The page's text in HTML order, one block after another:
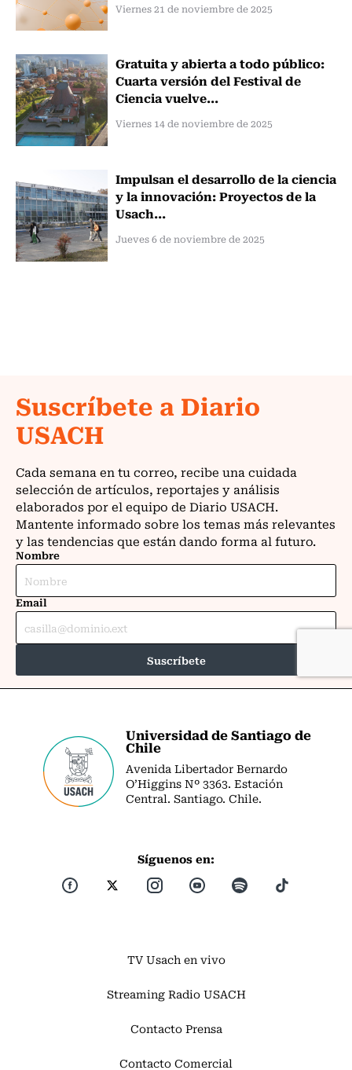
Viernes 21 de noviembre de 2025
Gratuita y abierta a todo público:
Cuarta versión del Festival de
Ciencia vuelve...
Viernes 14 de noviembre de 2025
Impulsan el desarrollo de la ciencia
y la innovación: Proyectos de la
Usach...
Jueves 6 de noviembre de 2025
Universidad de Santiago de
Chile
Avenida Libertador Bernardo
O’Higgins Nº 3363. Estación
Central. Santiago. Chile.
Síguenos en:
TV Usach en vivo
Streaming Radio USACH
Contacto Prensa
Contacto Comercial